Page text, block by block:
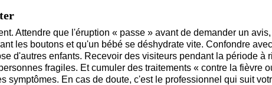
Attendre que l'éruption « passe » avant de demander un
les boutons et qu'un bébé se déshydrate vite. Confondre
d'autres enfants. Recevoir des visiteurs pendant la période à
fragiles. Et cumuler des traitements « contre la fièvre
symptômes. En cas de doute, c'est le professionnel qui suit